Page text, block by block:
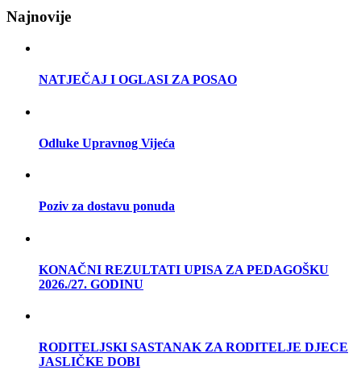
Najnovije
NATJEČAJ I OGLASI ZA POSAO
Odluke Upravnog Vijeća
Poziv za dostavu ponuda
KONAČNI REZULTATI UPISA ZA PEDAGOŠKU
2026./27. GODINU
RODITELJSKI SASTANAK ZA RODITELJE DJECE
JASLIČKE DOBI